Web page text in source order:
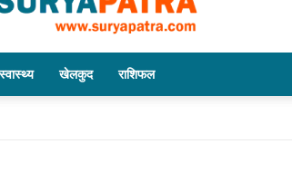
स्वास्थ्य खेलकुद राशिफल